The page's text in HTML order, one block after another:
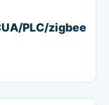
PLC/zigbee